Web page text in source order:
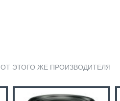
ОТ ЭТОГО ЖЕ ПРОИЗВОДИТЕЛЯ